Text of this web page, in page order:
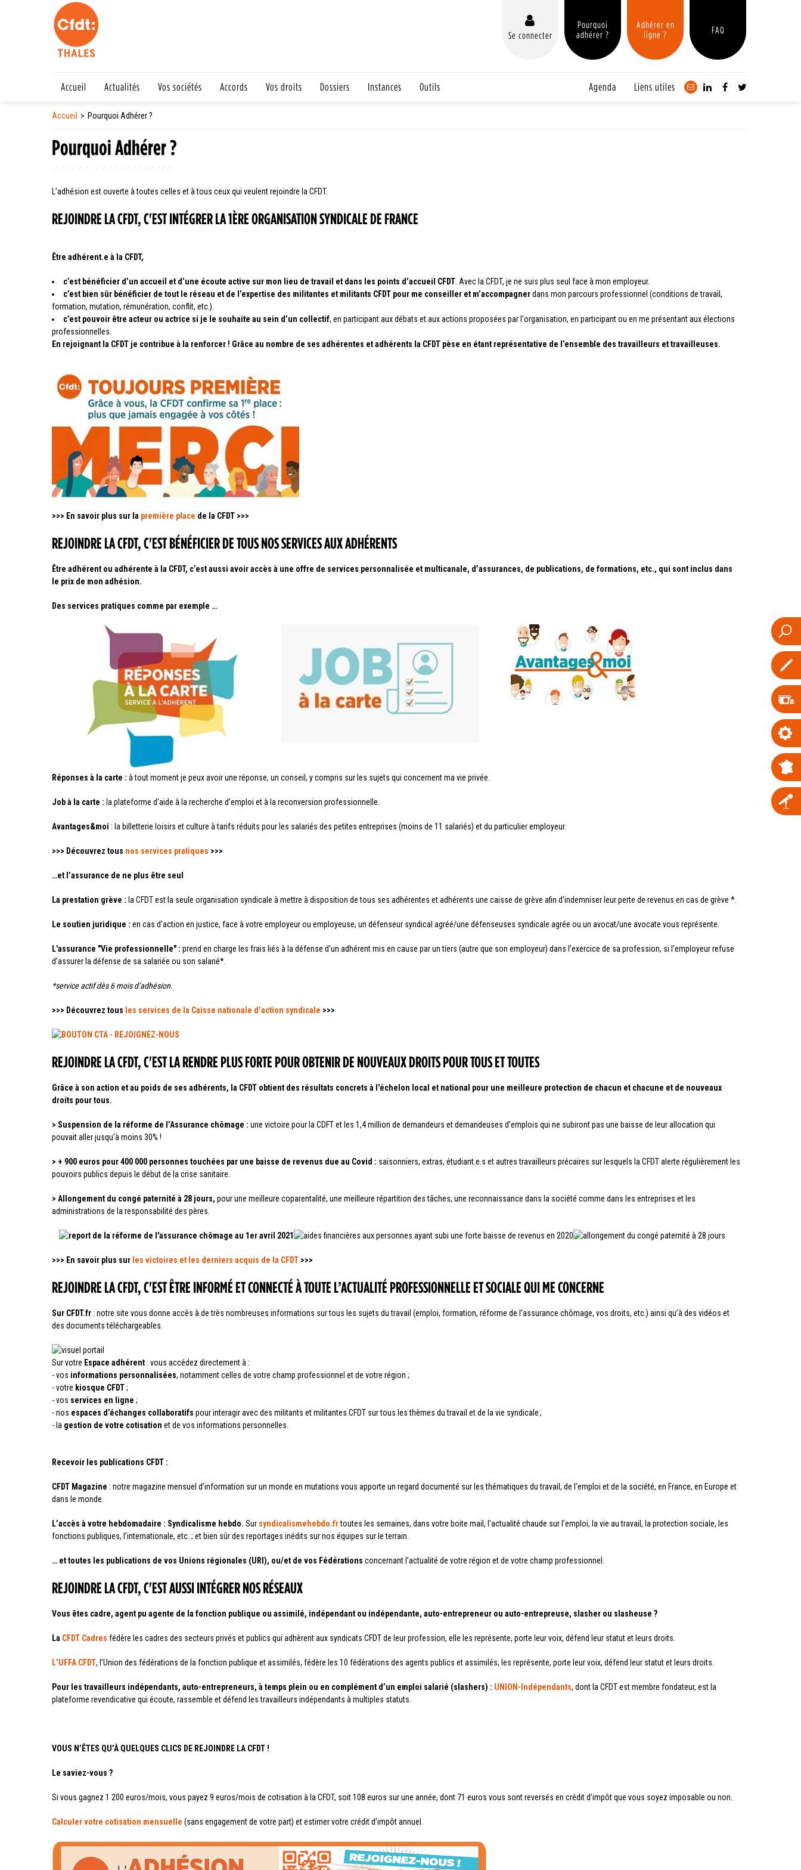
Se connecter
Pourquoi
adhérer ?
Adhérer en
ligne ?
FAQ
Accueil Actualités Vos sociétés Accords Vos droits Dossiers Instances Outils Agenda Liens utiles
Accueil Pourquoi Adhérer ?
Pourquoi Adhérer ?
L’adhésion est ouverte à toutes celles et à tous ceux qui veulent rejoindre la CFDT.
REJOINDRE LA CFDT, C'EST INTÉGRER LA 1ÈREORGANISATION SYNDICALE DE FRANCE
Être adhérent.e à la CFDT,
c’est bénéficier d’un accueil et d’une écoute active sur mon lieu de travail et dans les points d’accueil CFDT . Avec la CFDT, je ne suis plus seul face à mon employeur.
c’est bien sûr bénéficier de tout le réseau et de l’expertise des militantes et militants CFDT pour me conseiller et m’accompagnerdans mon parcours professionnel (conditions de travail,
formation, mutation, rémunération, conflit, etc.).
c’est pouvoir être acteur ou actrice si je le souhaite au sein d’un collectif, en participant aux débats et aux actions proposées par l'organisation, en participant ou en me présentant aux élections
professionnelles.
En rejoignant la CFDT je contribue à la renforcer ! Grâce au nombre de ses adhérentes et adhérents la CFDT pèse en étant représentative de l’ensemble des travailleurs et travailleuses.
>>> En savoir plus sur la première place de la CFDT >>>
REJOINDRE LA CFDT, C'EST BÉNÉFICIER DE TOUS NOS SERVICES AUX ADHÉRENTS
Être adhérent ou adhérente à la CFDT, c’est aussi avoir accès à une offre de services personnalisée et multicanale, d’assurances, de publications, de formations, etc., qui sont inclus dans
le prix de mon adhésion.
Des services pratiques comme par exemple …
Réponses à la carte : à tout moment je peux avoir une réponse, un conseil, y compris sur les sujets qui concernent ma vie privée.
Job à la carte : la plateforme d’aide à la recherche d’emploi et à la reconversion professionnelle.
Avantages&moi : la billetterie loisirs et culture à tarifs réduits pour les salariés des petites entreprises (moins de 11 salariés) et du particulier employeur.
>>> Découvrez tous nos services pratiques >>>
…et l’assurance de ne plus être seul
La prestation grève : la CFDT est la seule organisation syndicale à mettre à disposition de tous ses adhérentes et adhérents une caisse de grève afin d’indemniser leur perte de revenus en cas de grève *.
Le soutien juridique : en cas d’action en justice, face à votre employeur ou employeuse, un défenseur syndical agréé/une défenseuses syndicale agrée ou un avocat/une avocate vous représente.
L'assurance "Vie professionnelle" : prend en charge les frais liés à la défense d’un adhérent mis en cause par un tiers (autre que son employeur) dans l’exercice de sa profession, si l’employeur refuse
d’assurer la défense de sa salariée ou son salarié*.
*service actif dès 6 mois d’adhésion.
>>> Découvrez tous les services de la Caisse nationale d’action syndicale >>>
REJOINDRE LA CFDT, C'EST LA RENDRE PLUS FORTE POUR OBTENIR DE NOUVEAUX DROITS POUR TOUS ET TOUTES
Grâce à son action et au poids de ses adhérents, la CFDT obtient des résultats concrets à l'échelon local et national pour une meilleure protection de chacun et chacune et de nouveaux
droits pour tous.
> Suspension de la réforme de l’Assurance chômage : une victoire pour la CDFT et les 1,4 million de demandeurs et demandeuses d’emplois qui ne subiront pas une baisse de leur allocation qui
pouvait aller jusqu’à moins 30% !
> + 900 euros pour 400 000 personnes touchées par une baisse de revenus due au Covid : saisonniers, extras, étudiant.e.s et autres travailleurs précaires sur lesquels la CFDT alerte régulièrement les
pouvoirs publics depuis le début de la crise sanitaire.
> Allongement du congé paternité à 28 jours, pour une meilleure coparentalité, une meilleure répartition des tâches, une reconnaissance dans la société comme dans les entreprises et les
administrations de la responsabilité des pères.
>>> En savoir plus sur les victoires et les derniers acquis de la CFDT >>>
REJOINDRE LA CFDT, C'EST ÊTRE INFORMÉ ET CONNECTÉ À TOUTE L’ACTUALITÉ PROFESSIONNELLE ET SOCIALE QUI ME CONCERNE
Sur CFDT.fr : notre site vous donne accès à de très nombreuses informations sur tous les sujets du travail (emploi, formation, réforme de l’assurance chômage, vos droits, etc.) ainsi qu’à des vidéos et
des documents téléchargeables.
Sur votre Espace adhérent : vous accédez directement à :
- vos informations personnalisées, notamment celles de votre champ professionnel et de votre région ;
- votre kiosque CFDT;
- vos services en ligne ;
- nos espaces d’échanges collaboratifs pour interagir avec des militants et militantes CFDT sur tous les thèmes du travail et de la vie syndicale ;
- la gestion de votre cotisation et de vos informations personnelles.
Recevoir les publications CFDT :
CFDT Magazine : notre magazine mensuel d’information sur un monde en mutations vous apporte un regard documenté sur les thématiques du travail, de l’emploi et de la société, en France, en Europe et
dans le monde.
L’accès à votre hebdomadaire : Syndicalisme hebdo. Sur syndicalismehebdo.frtoutes les semaines, dans votre boite mail, l’actualité chaude sur l’emploi, la vie au travail, la protection sociale, les
fonctions publiques, l’internationale, etc. ; et bien sûr des reportages inédits sur nos équipes sur le terrain.
… et toutes les publications de vos Unions régionales (URI), ou/et de vos Fédérations concernant l’actualité de votre région et de votre champ professionnel.
REJOINDRE LA CFDT, C'EST AUSSI INTÉGRER NOS RÉSEAUX
Vous êtes cadre, agent pu agente de la fonction publique ou assimilé, indépendant ou indépendante, auto-entrepreneur ou auto-entrepreuse, slasher ou slasheuse ?
La CFDT Cadres fédère les cadres des secteurs privés et publics qui adhèrent aux syndicats CFDT de leur profession, elle les représente, porte leur voix, défend leur statut et leurs droits.
L’UFFA CFDT, l’Union des fédérations de la fonction publique et assimilés, fédère les 10 fédérations des agents publics et assimilés, les représente, porte leur voix, défend leur statut et leurs droits.
Pour les travailleurs indépendants, auto-entrepreneurs, à temps plein ou en complément d’un emploi salarié (slashers) : UNION-Indépendants, dont la CFDT est membre fondateur, est la
plateforme revendicative qui écoute, rassemble et défend les travailleurs indépendants à multiples statuts.
VOUS N’ÊTES QU’À QUELQUES CLICS DE REJOINDRE LA CFDT !
Le saviez-vous ?
Si vous gagnez 1 200 euros/mois, vous payez 9 euros/mois de cotisation à la CFDT, soit 108 euros sur une année, dont 71 euros vous sont reversés en crédit d’impôt que vous soyez imposable ou non.
Calculer votre cotisation mensuelle (sans engagement de votre part) et estimer votre crédit d’impôt annuel.